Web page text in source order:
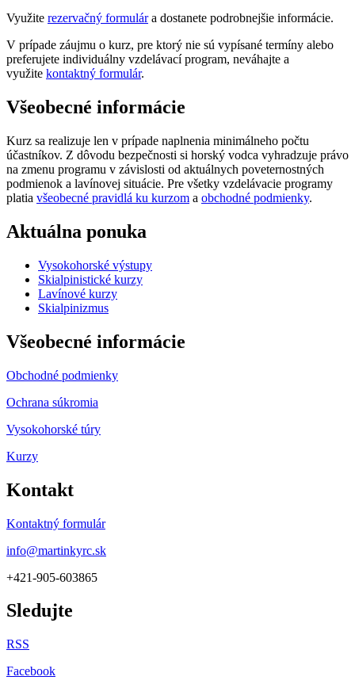
Využite rezervačný formulára dostanete podrobnejšie informácie.
V prípade záujmu o kurz, pre ktorý nie sú vypísané termíny alebo
preferujete individuálny vzdelávací program, neváhajte a
využite kontaktný formulár.
Všeobecné informácie
Kurz sa realizuje len v prípade naplnenia minimálneho počtu
účastníkov. Z dôvodu bezpečnosti si horský vodca vyhradzuje právo
na zmenu programu v závislosti od aktuálnych poveternostných
podmienok a lavínovej situácie. Pre všetky vzdelávacie programy
platia všeobecné pravidlá ku kurzom a obchodné podmienky.
Aktuálna ponuka
Vysokohorské výstupy
Skialpinistické kurzy
Lavínové kurzy
Skialpinizmus
Všeobecné informácie
Obchodné podmienky
Ochrana súkromia
Vysokohorské túry
Kurzy
Kontakt
Kontaktný formulár
info@martinkyrc.sk
+421-905-603865
Sledujte
RSS
Facebook